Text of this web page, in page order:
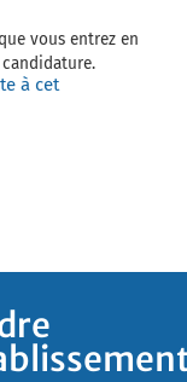
vous entrez en
à cet